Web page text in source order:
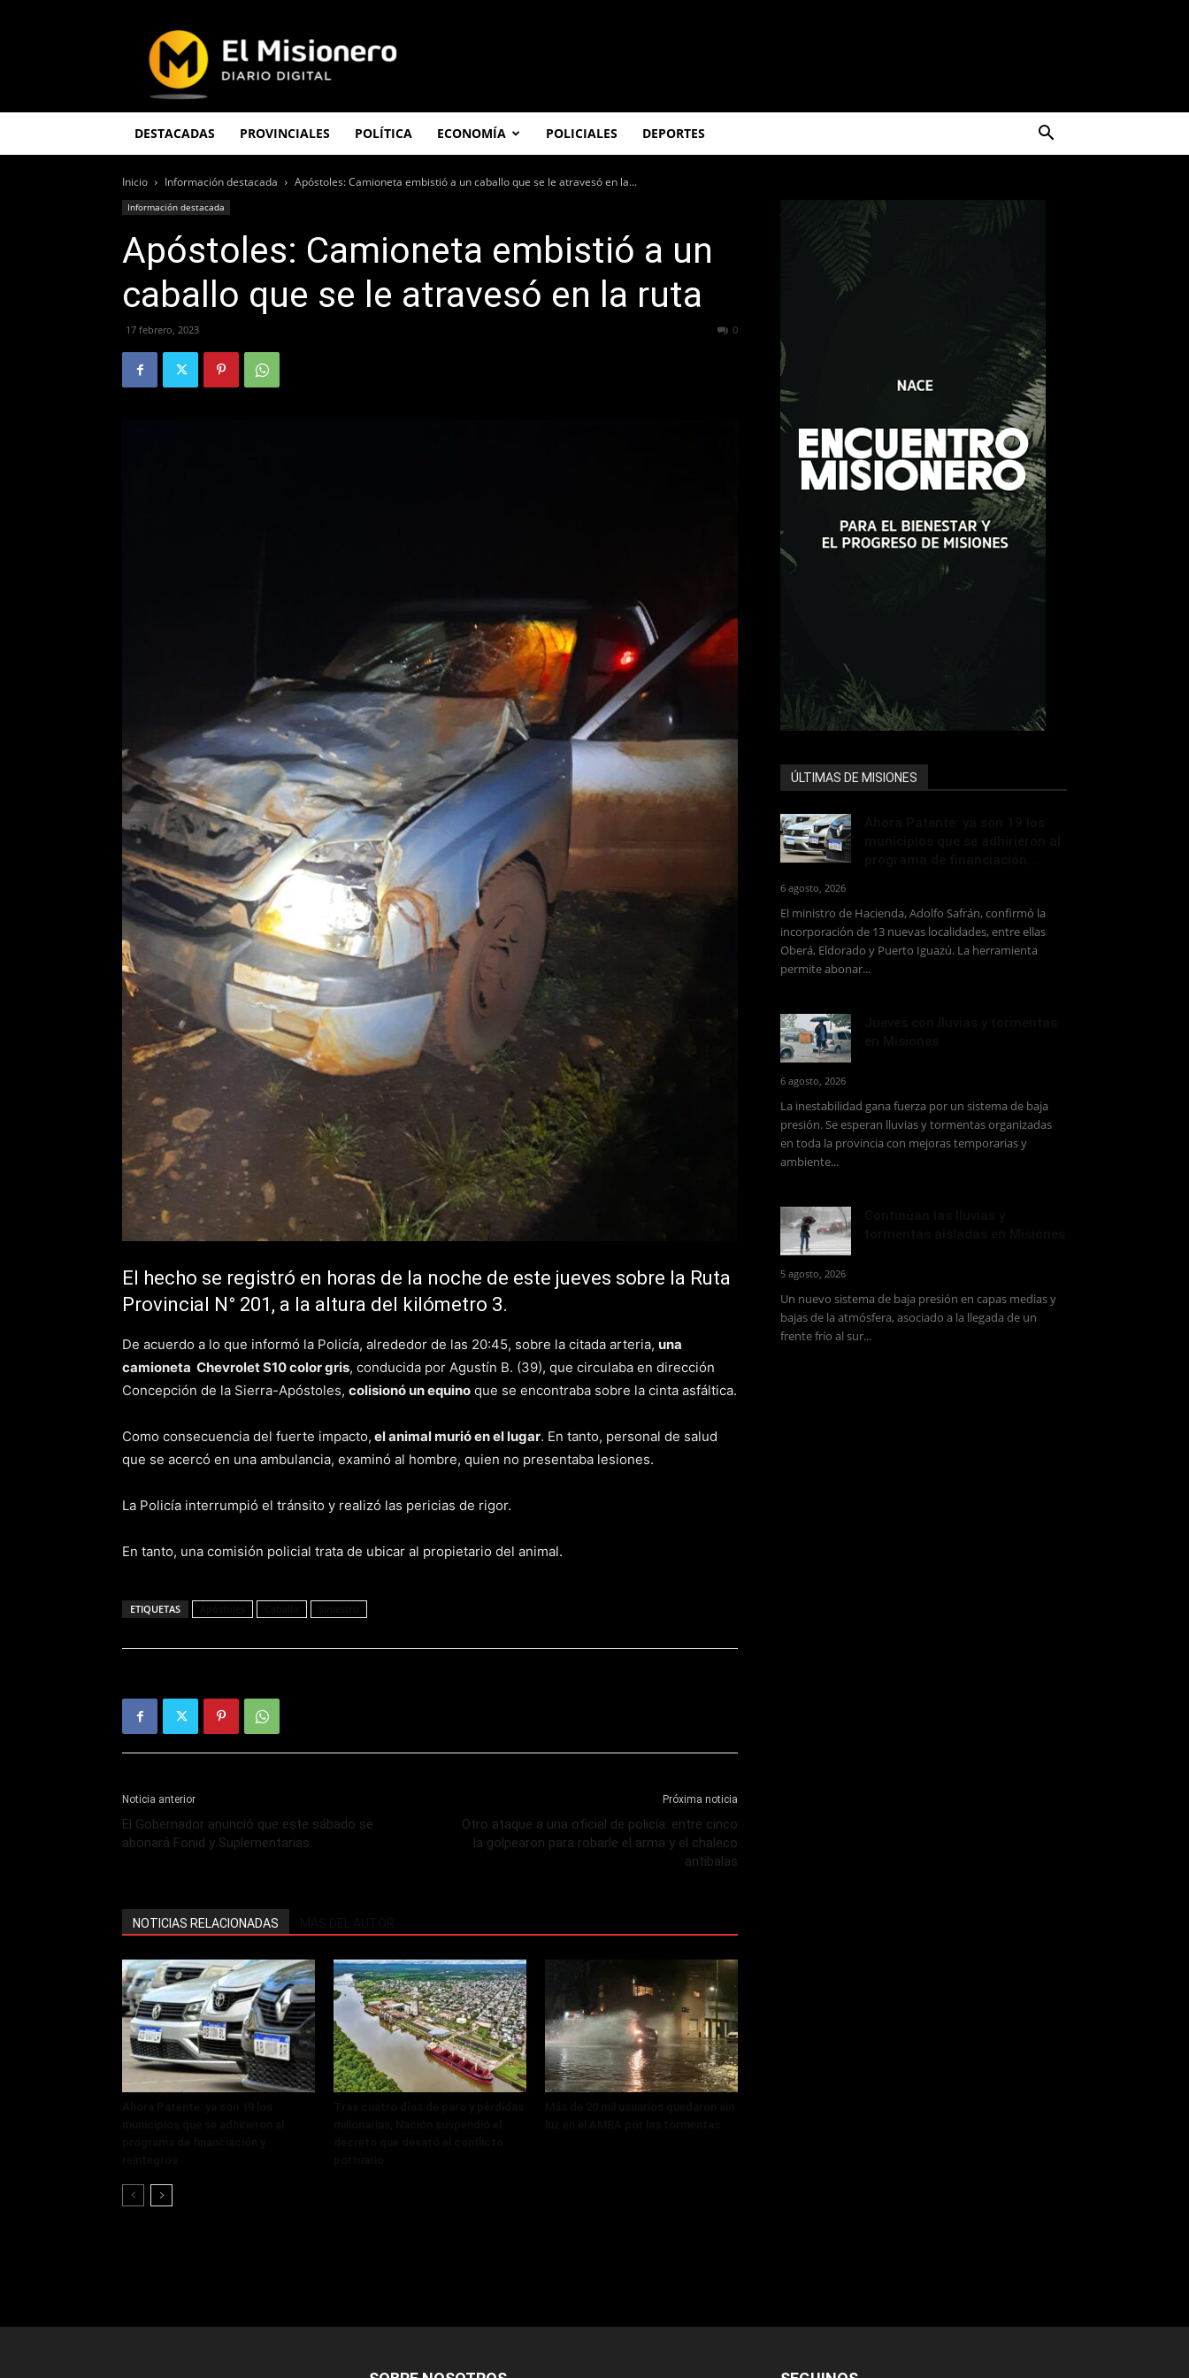
Misionero
DESTACADAS PROVINCIALES POLÍTICA ECONOMÍA POLICIALES DEPORTES
Inicio Información destacada Apóstoles: Camioneta embistió a un caballo que se le atravesó en la...
Información destacada
Apóstoles: Camioneta embistió a un
caballo que se le atravesó en la ruta
17 febrero, 2023 0
El hecho se registró en horas de la noche de este jueves sobre la Ruta
Provincial N° 201, a la altura del kilómetro 3.
De acuerdo a lo que informó la Policía, alrededor de las 20:45, sobre la citada arteria, una
camioneta Chevrolet S10 color gris, conducida por Agustín B. (39), que circulaba en dirección
Concepción de la Sierra-Apóstoles, colisionó un equino que se encontraba sobre la cinta asfáltica.
Como consecuencia del fuerte impacto, el animal murió en el lugar. En tanto, personal de salud
que se acercó en una ambulancia, examinó al hombre, quien no presentaba lesiones.
La Policía interrumpió el tránsito y realizó las pericias de rigor.
En tanto, una comisión policial trata de ubicar al propietario del animal.
ETIQUETAS
Noticia anterior
El Gobernador anunció que este sábado se
abonará Fonid y Suplementarias
Próxima noticia
Otro ataque a una oficial de policía: entre cinco
la golpearon para robarle el arma y el chaleco
antibalas
NOTICIAS RELACIONADAS
ÚLTIMAS DE MISIONES
6 agosto, 2026
El ministro de Hacienda, Adolfo Safrán, confirmó la
incorporación de 13 nuevas localidades, entre ellas
Oberá, Eldorado y Puerto Iguazú. La herramienta
permite abonar...
6 agosto, 2026
La inestabilidad gana fuerza por un sistema de baja
presión. Se esperan lluvias y tormentas organizadas
en toda la provincia con mejoras temporarias y
ambiente...
5 agosto, 2026
Un nuevo sistema de baja presión en capas medias y
bajas de la atmósfera, asociado a la llegada de un
frente frío al sur...